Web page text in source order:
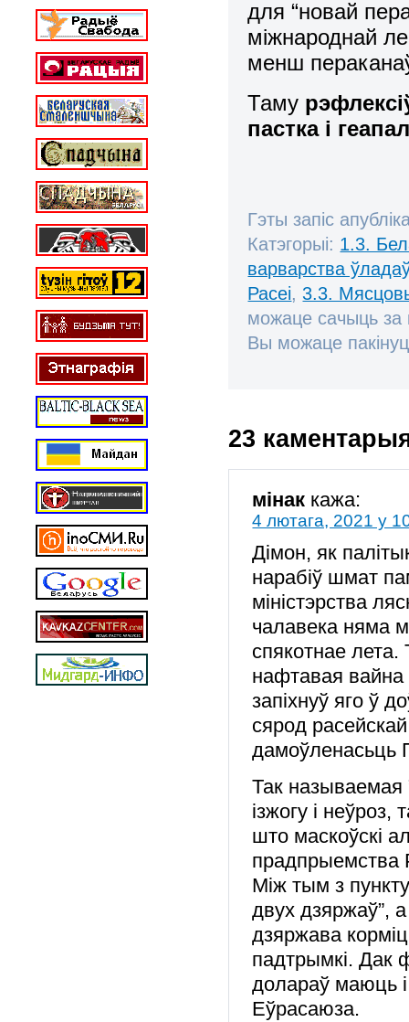
для “новай
міжнароднай
менш
Таму
пастка і
Гэты запіс
Катэгорыі: 1.3.
варварства ўладаў
Расеі, 3.3.
можаце сачыць
Вы можаце
23
мінак кажа:
4 лютага, 2021 у
Дімон, як
нарабіў шмат
міністэрства
чалавека няма
спякотнае лета.
нафтавая вайна
запіхнуў яго ў
сярод
дамоўленасьць
Так называемая
ізжогу і неўроз,
што маскоўскі
прадпрыемства
Між тым з
двух дзяржаў”,
дзяржава
падтрымкі. Дак
долараў маюць
Еўрасаюза.